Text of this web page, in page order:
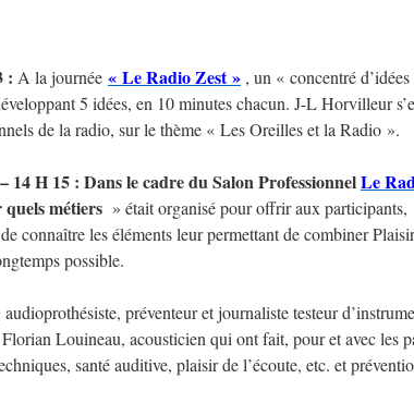
: A la journée « Le Radio Zest » , un « concentré d’idées
5 idées, en 10 minutes chacun. J-L Horvilleur
de la radio, sur le thème « Les Oreilles et la Radio ».
H 15 : Dans le cadre du Salon ProfessionnelLe
quels métiers » était organisé pour offrir aux participants,
connaître les éléments leur permettant de combiner
possible.
préventeur et journaliste testeur
Louineau, acousticien qui ont fait, pour et avec les
santé auditive, plaisir de l’écoute, etc. et